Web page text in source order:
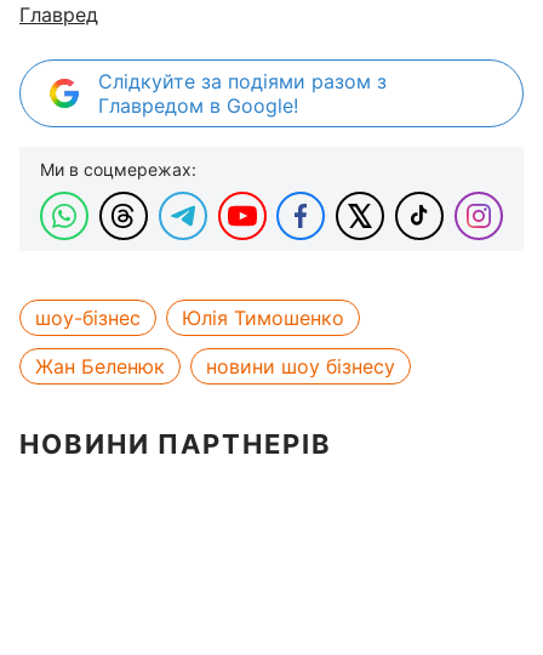
Главред
Слідкуйте за подіями разом з
Главредом в Google!
Ми в соцмережах:
шоу-бізнес
Юлія Тимошенко
Жан Беленюк
новини шоу бізнесу
НОВИНИ ПАРТНЕРІВ